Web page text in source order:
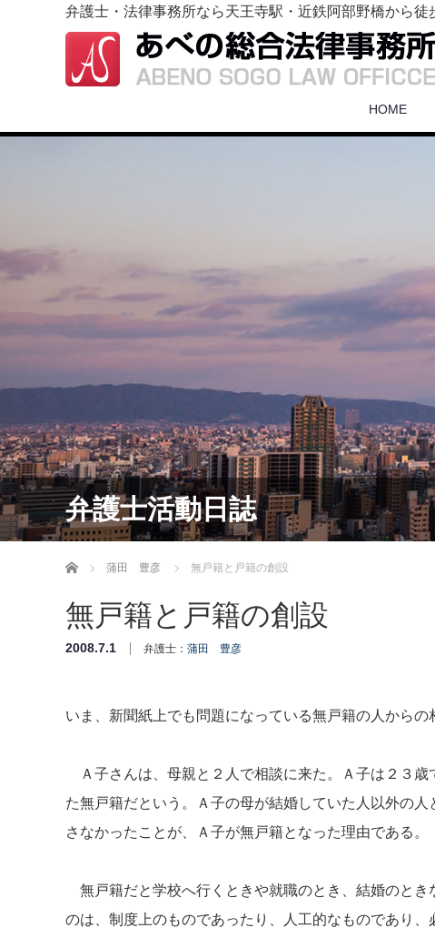
弁護士・法律事務所なら天王寺駅・近鉄阿部野橋から
HOME
弁護士活動日誌
ホーム 蒲田 豊彦 無戸籍と戸籍の創設
無戸籍と戸籍の創設
2008.7.1 弁護士： 蒲田 豊彦
いま、新聞紙上でも問題になっている無戸籍の人からの
Ａ子さんは、母親と２人で相談に来た。Ａ子は２３歳
た無戸籍だという。Ａ子の母が結婚していた人以外の
さなかったことが、Ａ子が無戸籍となった理由である。
無戸籍だと学校へ行くときや就職のとき、結婚のとき
のは、制度上のものであったり、人工的なものであり